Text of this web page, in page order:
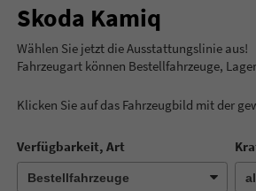
Skoda Kamiq
Wählen Sie jetzt
Fahrzeugart können Bestellfahrzeuge,
Klicken Sie auf das Fahrzeugbild mit der
Verfügbarkeit, Art